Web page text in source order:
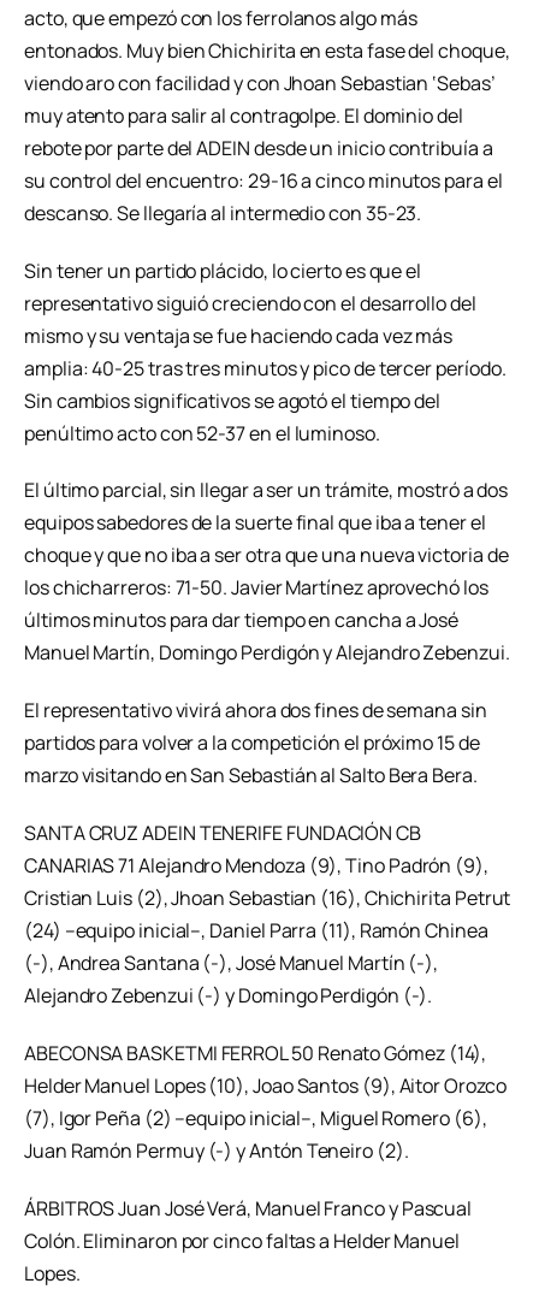
acto, que empezó con los ferrolanos algo más
entonados. Muy bien Chichirita en esta fase del choque,
viendo aro con facilidad y con Jhoan Sebastian ‘Sebas’
muy atento para salir al contragolpe. El dominio del
rebote por parte del ADEIN desde un inicio contribuía a
su control del encuentro: 29-16 a cinco minutos para el
descanso. Se llegaría al intermedio con 35-23.
Sin tener un partido plácido, lo cierto es que el
representativo siguió creciendo con el desarrollo del
mismo y su ventaja se fue haciendo cada vez más
amplia: 40-25 tras tres minutos y pico de tercer período.
Sin cambios significativos se agotó el tiempo del
penúltimo acto con 52-37 en el luminoso.
El último parcial, sin llegar a ser un trámite, mostró a dos
equipos sabedores de la suerte final que iba a tener el
choque y que no iba a ser otra que una nueva victoria de
los chicharreros: 71-50. Javier Martínez aprovechó los
últimos minutos para dar tiempo en cancha a José
Manuel Martín, Domingo Perdigón y Alejandro Zebenzui.
El representativo vivirá ahora dos fines de semana sin
partidos para volver a la competición el próximo 15 de
marzo visitando en San Sebastián al Salto Bera Bera.
SANTA CRUZ ADEIN TENERIFE FUNDACIÓN CB
CANARIAS 71 Alejandro Mendoza (9), Tino Padrón (9),
Cristian Luis (2), Jhoan Sebastian (16), Chichirita Petrut
(24) –equipo inicial–, Daniel Parra (11), Ramón Chinea
(-), Andrea Santana (-), José Manuel Martín (-),
Alejandro Zebenzui (-) y Domingo Perdigón (-).
ABECONSA BASKETMI FERROL 50 Renato Gómez (14),
Helder Manuel Lopes (10), Joao Santos (9), Aitor Orozco
(7), Igor Peña (2) –equipo inicial–, Miguel Romero (6),
Juan Ramón Permuy (-) y Antón Teneiro (2).
ÁRBITROS Juan José Verá, Manuel Franco y Pascual
Colón. Eliminaron por cinco faltas a Helder Manuel
Lopes.